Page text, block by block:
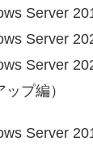
Server
Server
Server
ップ編）
Server